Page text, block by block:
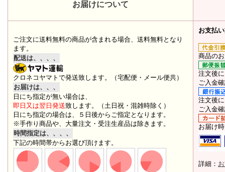
お届けについて
ご注文に送料無料の商品が含まれる場合、送料無料となり
ます。
配送は、、、、
クロネコヤマトで発送致します。（宅配便・メール便共）
お届けは、、、
日にち指定が無い場合は、
即日又は翌日発送致します。（土日祝・混雑時除く）
日にち指定の場合は、５日後からご指定となります。
※手作り商品や、大量注文・受注生産品は除きます。
時間指定は、、、、
下記の時間帯からお選び頂けます。
お支払
商品の
注文後
ご入金
注文後
ご入金
お届け
詳細：